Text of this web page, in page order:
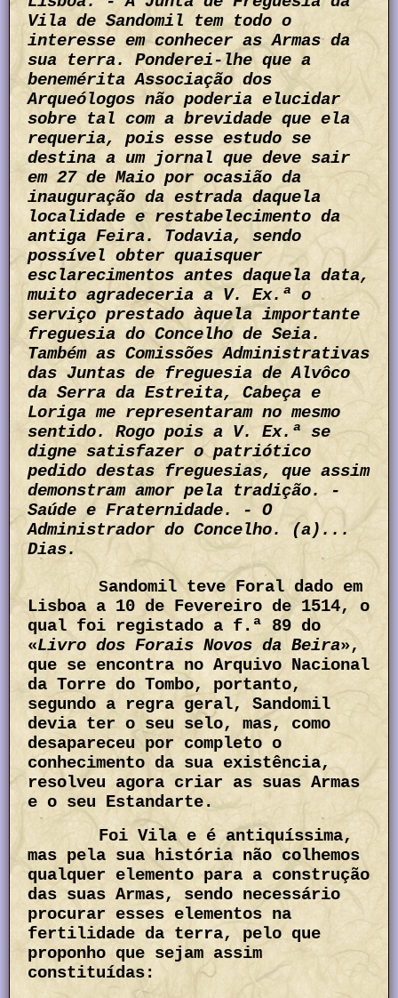
Vila de Sandomil tem todo o
interesse em conhecer as Armas da
sua terra. Ponderei-lhe que a
benemérita Associação dos
Arqueólogos não poderia elucidar
sobre tal com a brevidade que ela
requeria, pois esse estudo se
destina a um jornal que deve sair
em 27 de Maio por ocasião da
inauguração da estrada daquela
localidade e restabelecimento da
antiga Feira. Todavia, sendo
possível obter quaisquer
esclarecimentos antes daquela data,
muito agradeceria a V. Ex.ª o
serviço prestado àquela importante
freguesia do Concelho de Seia.
Também as Comissões Administrativas
das Juntas de freguesia de Alvôco
da Serra da Estreita, Cabeça e
Loriga me representaram no mesmo
sentido. Rogo pois a V. Ex.ª se
digne satisfazer o patriótico
pedido destas freguesias, que assim
demonstram amor pela tradição. -
Saúde e Fraternidade. - O
Administrador do Concelho. (a)...
Dias.
Sandomil teve Foral dado em
Lisboa a 10 de Fevereiro de 1514, o
qual foi registado a f.ª 89 do
«Livro dos Forais Novos da Beira»,
que se encontra no Arquivo Nacional
da Torre do Tombo, portanto,
segundo a regra geral, Sandomil
devia ter o seu selo, mas, como
desapareceu por completo o
conhecimento da sua existência,
resolveu agora criar as suas Armas
e o seu Estandarte.
Foi Vila e é antiquíssima,
mas pela sua história não colhemos
qualquer elemento para a construção
das suas Armas, sendo necessário
procurar esses elementos na
fertilidade da terra, pelo que
proponho que sejam assim
constituídas: